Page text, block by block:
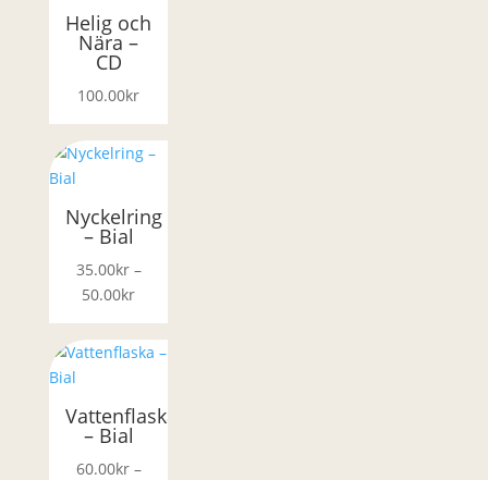
Helig och
Nära –
CD
100.00kr
Nyckelring
– Bial
35.00kr –
50.00krPrisintervall:
35.00kr
till
Vattenflaska
– Bial
60.00kr –